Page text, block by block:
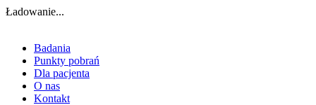
Ładowanie...
Badania
Punkty pobrań
Dla pacjenta
O nas
Kontakt